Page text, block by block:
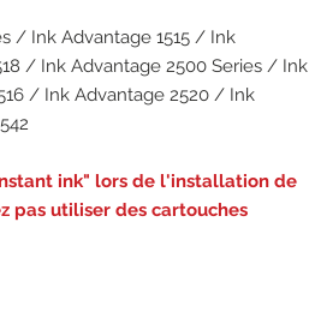
/ Ink Advantage 1515 / Ink
/ Ink Advantage 2500 Series / Ink
/ Ink Advantage 2520 / Ink
ink" lors de l'installation de
pas utiliser des cartouches